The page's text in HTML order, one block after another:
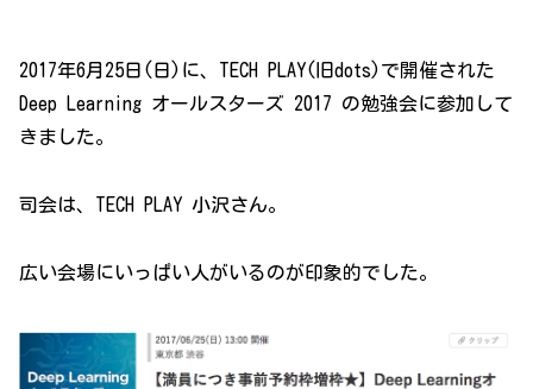
2017年6月25日(日)に、TECH PLAY(旧dots)で開催された
Deep Learning オールスターズ 2017 の勉強会に参加して
きました。
司会は、TECH PLAY 小沢さん。
広い会場にいっぱい人がいるのが印象的でした。